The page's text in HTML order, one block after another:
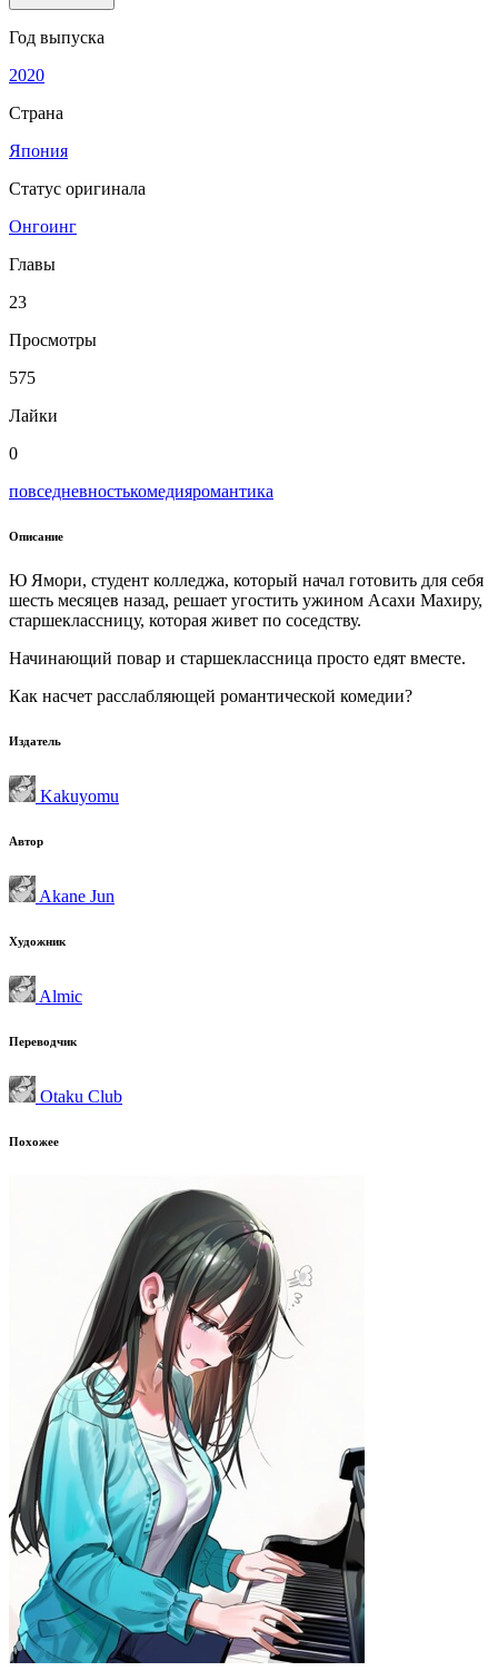
Год выпуска
2020
Страна
Япония
Статус оригинала
Онгоинг
Главы
23
Просмотры
575
Лайки
0
повседневностькомедияромантика
Описание
Ю Ямори, студент колледжа, который начал готовить для себя
шесть месяцев назад, решает угостить ужином Асахи Махиру,
старшеклассницу, которая живет по соседству.
Начинающий повар и старшеклассница просто едят вместе.
Как насчет расслабляющей романтической комедии?
Издатель
Kakuyomu
Автор
Akane Jun
Художник
Almic
Переводчик
Otaku Club
Похожее